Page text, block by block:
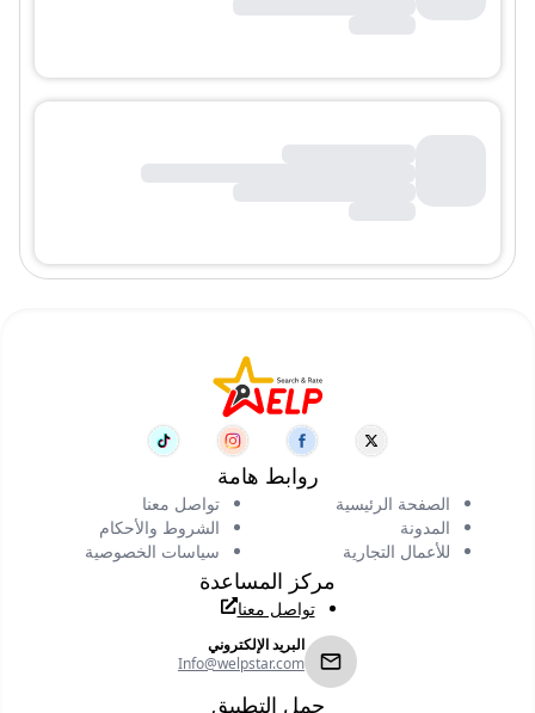
روابط هامة
الصفحة الرئيسية
المدونة
للأعمال التجارية
تواصل معنا
الشروط والأحكام
سياسات الخصوصية
مركز المساعدة
تواصل معنا
البريد الإلكتروني
Info@welpstar.com
حمل التطبيق